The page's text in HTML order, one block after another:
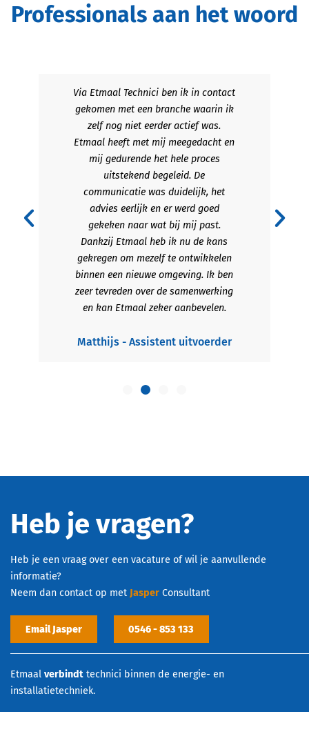
Professionals aan het woord
Via Etmaal Technici ben ik in contact
gekomen met een branche waarin ik
zelf nog niet eerder actief was.
Etmaal heeft met mij meegedacht en
mij gedurende het hele proces
uitstekend begeleid. De
communicatie was duidelijk, het
advies eerlijk en er werd goed
gekeken naar wat bij mij past.
Dankzij Etmaal heb ik nu de kans
gekregen om mezelf te ontwikkelen
binnen een nieuwe omgeving. Ik ben
zeer tevreden over de samenwerking
en kan Etmaal zeker aanbevelen.
Matthijs - Assistent uitvoerder
Heb je vragen?
Heb je een vraag over een vacature of wil je aanvullende
informatie?
Neem dan contact op met Jasper Consultant
Email Jasper 0546 - 853 133
Etmaal verbindt technici binnen de energie- en
installatietechniek.